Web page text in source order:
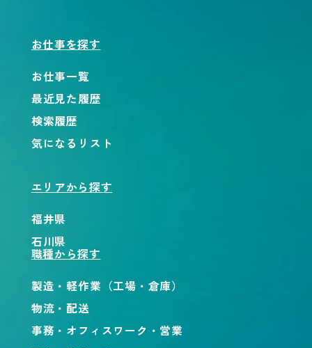
お仕事を探す
お仕事一覧
最近見た履歴
検索履歴
気になるリスト
エリアから探す
福井県
石川県
職種から探す
製造・軽作業（工場・倉庫）
物流・配送
事務・オフィスワーク・営業